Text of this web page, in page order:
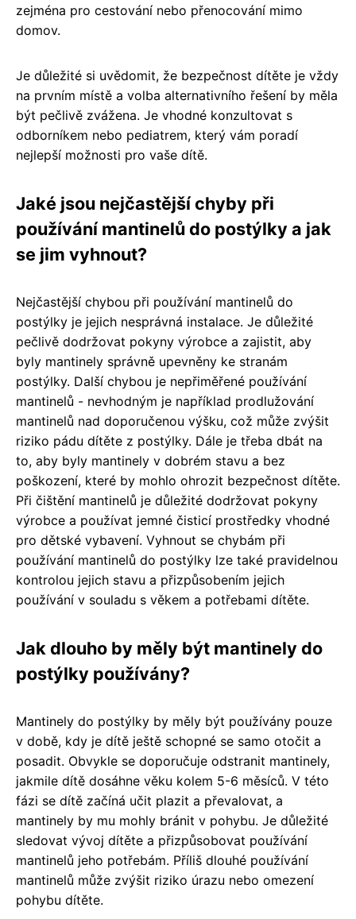
zejména pro cestování nebo přenocování mimo
domov.
Je důležité si uvědomit, že bezpečnost dítěte je vždy
na prvním místě a volba alternativního řešení by měla
být pečlivě zvážena. Je vhodné konzultovat s
odborníkem nebo pediatrem, který vám poradí
nejlepší možnosti pro vaše dítě.
Jaké jsou nejčastější chyby při
používání mantinelů do postýlky a jak
se jim vyhnout?
Nejčastější chybou při používání mantinelů do
postýlky je jejich nesprávná instalace. Je důležité
pečlivě dodržovat pokyny výrobce a zajistit, aby
byly mantinely správně upevněny ke stranám
postýlky. Další chybou je nepřiměřené používání
mantinelů - nevhodným je například prodlužování
mantinelů nad doporučenou výšku, což může zvýšit
riziko pádu dítěte z postýlky. Dále je třeba dbát na
to, aby byly mantinely v dobrém stavu a bez
poškození, které by mohlo ohrozit bezpečnost dítěte.
Při čištění mantinelů je důležité dodržovat pokyny
výrobce a používat jemné čisticí prostředky vhodné
pro dětské vybavení. Vyhnout se chybám při
používání mantinelů do postýlky lze také pravidelnou
kontrolou jejich stavu a přizpůsobením jejich
používání v souladu s věkem a potřebami dítěte.
Jak dlouho by měly být mantinely do
postýlky používány?
Mantinely do postýlky by měly být používány pouze
v době, kdy je dítě ještě schopné se samo otočit a
posadit. Obvykle se doporučuje odstranit mantinely,
jakmile dítě dosáhne věku kolem 5-6 měsíců. V této
fázi se dítě začíná učit plazit a převalovat, a
mantinely by mu mohly bránit v pohybu. Je důležité
sledovat vývoj dítěte a přizpůsobovat používání
mantinelů jeho potřebám. Příliš dlouhé používání
mantinelů může zvýšit riziko úrazu nebo omezení
pohybu dítěte.